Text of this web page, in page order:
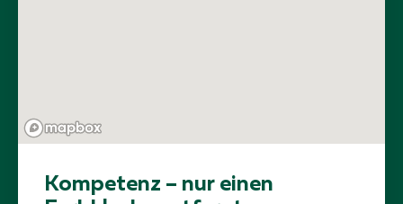
Kompetenz – nur einen